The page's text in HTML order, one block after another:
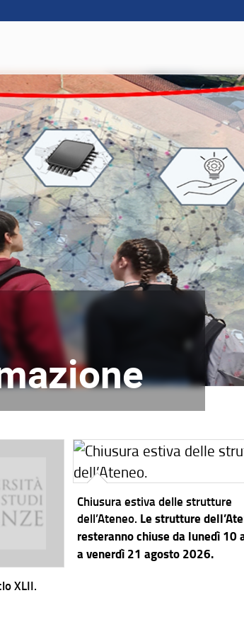
XLII.
Chiusura estiva delle strutture
dell’Ateneo. Le strutture
resteranno chiuse da lunedì 10
a venerdì 21 agosto 2026.